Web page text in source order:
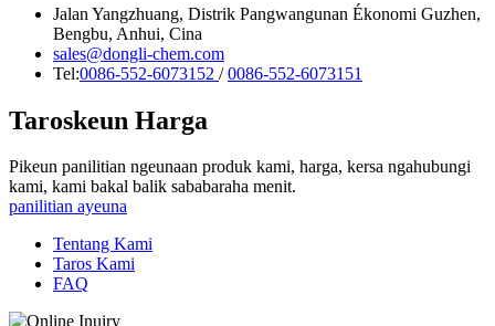
Jalan Yangzhuang, Distrik Pangwangunan Ékonomi Guzhen,
Bengbu, Anhui, Cina
sales@dongli-chem.com
Tel:0086-552-6073152 /0086-552-6073151
Taroskeun Harga
Pikeun panilitian ngeunaan produk kami, harga, kersa ngahubungi
kami, kami bakal balik sababaraha menit.
panilitian ayeuna
Tentang Kami
Taros Kami
FAQ